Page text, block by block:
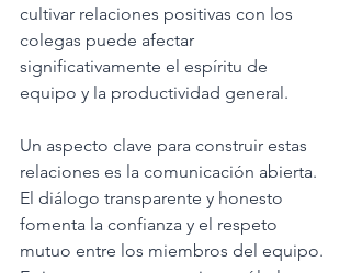
cultivar relaciones positivas con los
colegas puede afectar
significativamente el espíritu de
equipo y la productividad general.
Un aspecto clave para construir estas
relaciones es la comunicación abierta.
El diálogo transparente y honesto
fomenta la confianza y el respeto
mutuo entre los miembros del equipo.